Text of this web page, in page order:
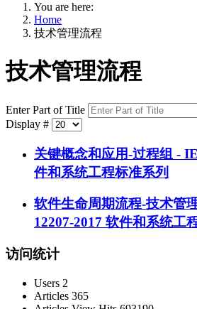
You are here:
Home
技术管理流程
技术管理流程
Enter Part of Title
Display #
关键概念和应用-过程组 -
件和系统工程标准系列
软件生命周期流程-技术管
12207-2017 软件和系统工
访问统计
Users 2
Articles 365